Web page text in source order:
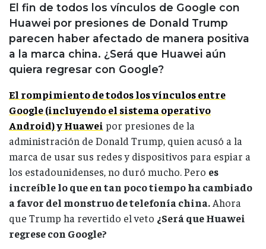
El fin de todos los vínculos de Google con
Huawei por presiones de Donald Trump
parecen haber afectado de manera positiva
a la marca china. ¿Será que Huawei aún
quiera regresar con Google?
El rompimiento de todos los vínculos entre
Google (incluyendo el sistema operativo
Android) y Huawei por presiones de la
administración de Donald Trump, quien acusó a la
marca de usar sus redes y dispositivos para espiar a
los estadounidenses, no duró mucho. Pero es
increíble lo que en tan poco tiempo ha cambiado
a favor del monstruo de telefonía china. Ahora
que Trump ha revertido el veto ¿Será que Huawei
regrese con Google?